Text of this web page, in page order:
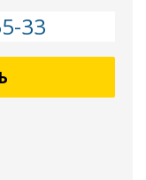
33